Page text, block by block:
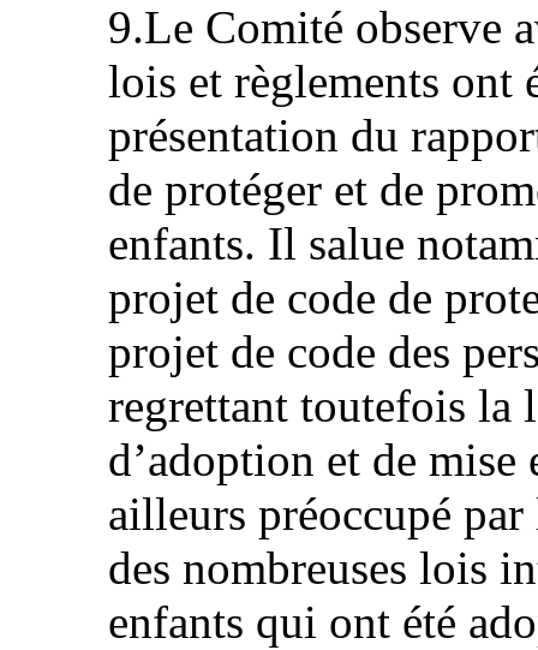
9.Le Comité observe
lois et règlements ont
présentation du
de protéger et de
enfants. Il salue
projet de code de
projet de code des
regrettant toutefois la
d’adoption et de
ailleurs préoccupé
des nombreuses lois
enfants qui ont été